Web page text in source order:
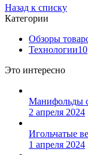
Назад к списку
Категории
Обзоры
Технологии10
Это интересно
Манифольды
2 апреля 2024
Игольчатые
1 апреля 2024